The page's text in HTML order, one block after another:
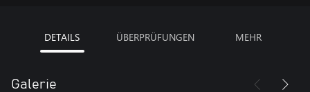
DETAILS ÜBERPRÜFUNGEN MEHR
Galerie